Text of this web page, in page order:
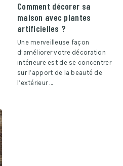
Comment décorer sa
maison avec plantes
artificielles ?
Une merveilleuse façon
d’améliorer votre décoration
intérieure est de se concentrer
sur l’apport de la beauté de
l’extérieur …